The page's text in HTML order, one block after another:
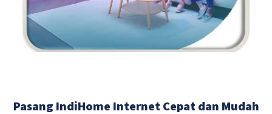
Pasang IndiHome Internet Cepat dan Mudah